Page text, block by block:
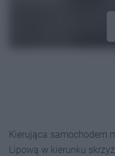
Kierująca samochodem
Lipową w kierunku